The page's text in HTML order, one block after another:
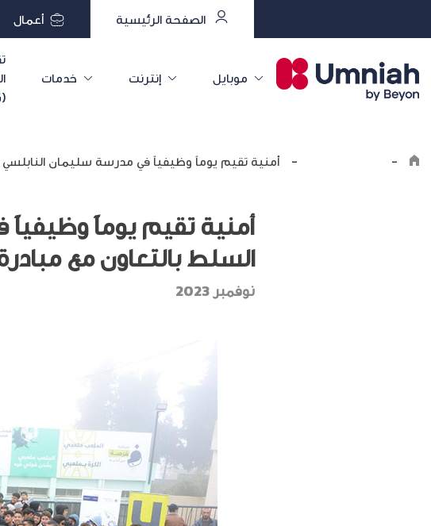
الصفحة الرئيسية أعمال
موبايل إنترنت خدمات
(5G)
-
- أمنية تقيم يوماً وظيفياً في مدرسة سليمان النابلسي
أمنية تقيم يوماً
السلط بالتعاون مع
نوفمبر 2023